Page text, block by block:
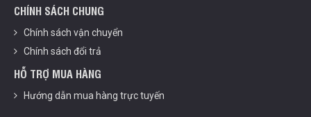
CHÍNH SÁCH CHUNG
Chính sách vận chuyển
Chính sách đổi trả
HỖ TRỢ MUA HÀNG
Hướng dẫn mua hàng trực tuyến